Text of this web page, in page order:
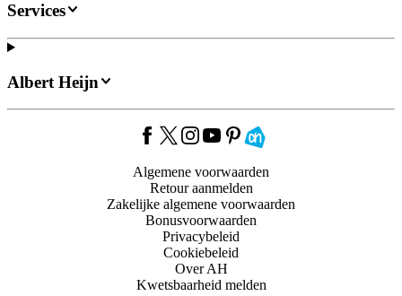
Services
Albert Heijn
Algemene voorwaarden
Retour aanmelden
Zakelijke algemene voorwaarden
Bonusvoorwaarden
Privacybeleid
Cookiebeleid
Over AH
Kwetsbaarheid melden